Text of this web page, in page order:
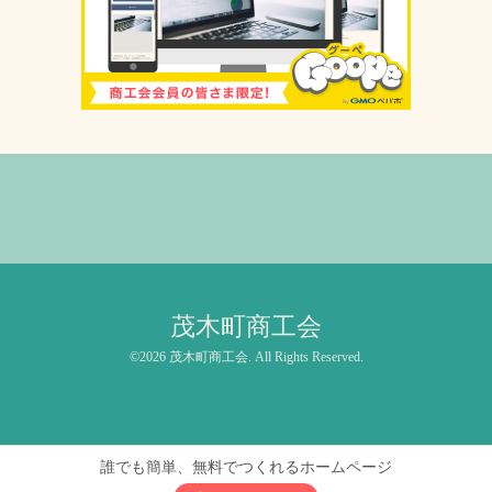
茂木町商工会
©2026 茂木町商工会. All Rights Reserved.
誰でも簡単、無料でつくれるホームページ